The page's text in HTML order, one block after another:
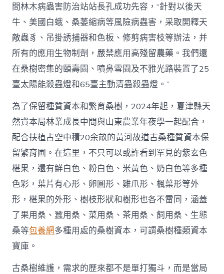
間林木病蟲害防治站站長孔成功先容，“針對以後天
牛、美國白蛾、桑萎縮病等風險病蟲害，采取開釋天
敵蟲豸、吊掛誘捕器和色板、修剪病害枝等辦法，并
所有的應用生物制劑，嚴禁應用高殘留農藥。我們還
在桑樹密集的頤壽園、噴鼻雪園及不雅光路裝置了25
臺太陽能殺蟲燈和65臺主動清蟲殺蟲燈。”
為了保留種質資本和繁育桑樹，2024年起，夏津縣天
然資本局林業成長中間與山東農業年夜學一起配合，
配合扶植占空中積20余畝的黃河故道古桑種質資本保
留繁育圃。在這里，不只可以或許看到罕見的紫玄色
椹果，還有鮮白色、粉白色、米黃色、奶白色等多種
色彩，葉片有心形、卵圓形、雞爪形、楓葉形等外
形，椹果的外形、樹枝形狀和樹形也各不雷同，涵蓋
了果用桑、蠶用桑、菜用桑、茶用桑、飼用桑、生態
桑等包養網多種用處的桑樹資本，可謂桑樹種類資本
寶庫。
古桑樹維護，需求的歷來都不是單打獨斗，而是當局